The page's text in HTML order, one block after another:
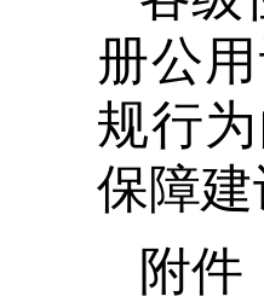
册公
规行
保障
附件